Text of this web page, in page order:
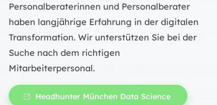
Personalberaterinnen und Personalberater
haben langjährige Erfahrung in der digitalen
Transformation. Wir unterstützen Sie bei der
Suche nach dem richtigen
Mitarbeiterpersonal.
Headhunter München Data Science